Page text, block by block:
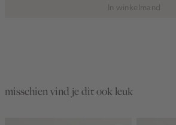
In winkelmand
misschien vind je dit ook leuk